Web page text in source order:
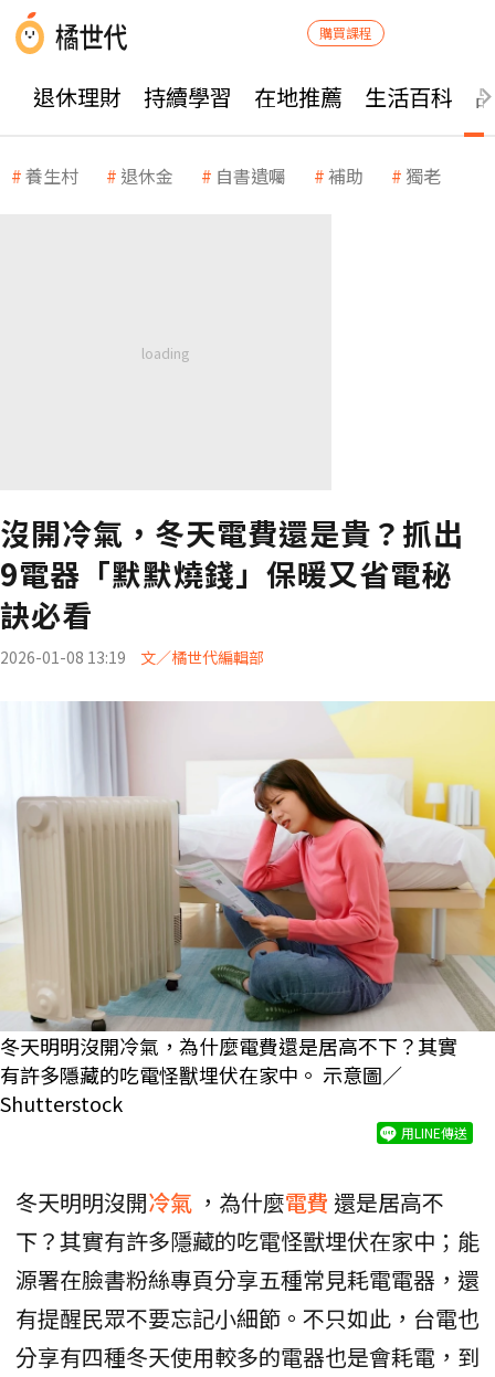
購買課程
退休理財 持續學習 在地推薦 生活百科
養生村 退休金 自書遺囑 補助 獨老
沒開冷氣，冬天電費還是貴？抓出
9電器「默默燒錢」保暖又省電秘
訣必看
2026-01-08 13:19 文／橘世代編輯部
冬天明明沒開冷氣，為什麼電費還是居高不下？其實
有許多隱藏的吃電怪獸埋伏在家中。 示意圖／
Shutterstock
用LINE傳送
冬天明明沒開冷氣 ，為什麼電費 還是居高不
下？其實有許多隱藏的吃電怪獸埋伏在家中；能
源署在臉書粉絲專頁分享五種常見耗電電器，還
有提醒民眾不要忘記小細節。不只如此，台電也
分享有四種冬天使用較多的電器也是會耗電，到